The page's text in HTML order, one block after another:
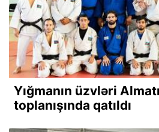
Yığmanın üzvləri
toplanışında qatıldı